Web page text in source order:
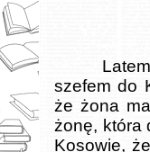
szefem do
że żona
żonę, która
Kosowie,